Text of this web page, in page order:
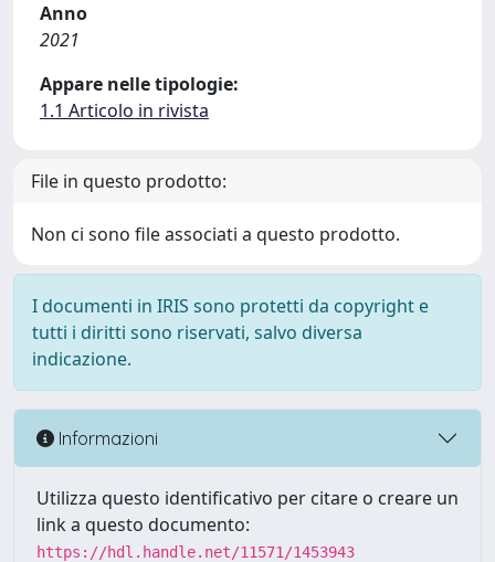
Anno
2021
Appare nelle tipologie:
1.1 Articolo in rivista
File in questo prodotto:
Non ci sono file associati a questo prodotto.
I documenti in IRIS sono protetti da copyright e
tutti i diritti sono riservati, salvo diversa
indicazione.
Informazioni
Utilizza questo identificativo per citare o creare un
link a questo documento:
https://hdl.handle.net/11571/1453943